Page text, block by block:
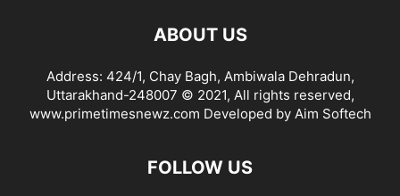
ABOUT US
Address: 424/1, Chay Bagh, Ambiwala Dehradun,
Uttarakhand-248007 © 2021, All rights reserved,
www.primetimesnewz.com Developed by Aim Softech
FOLLOW US